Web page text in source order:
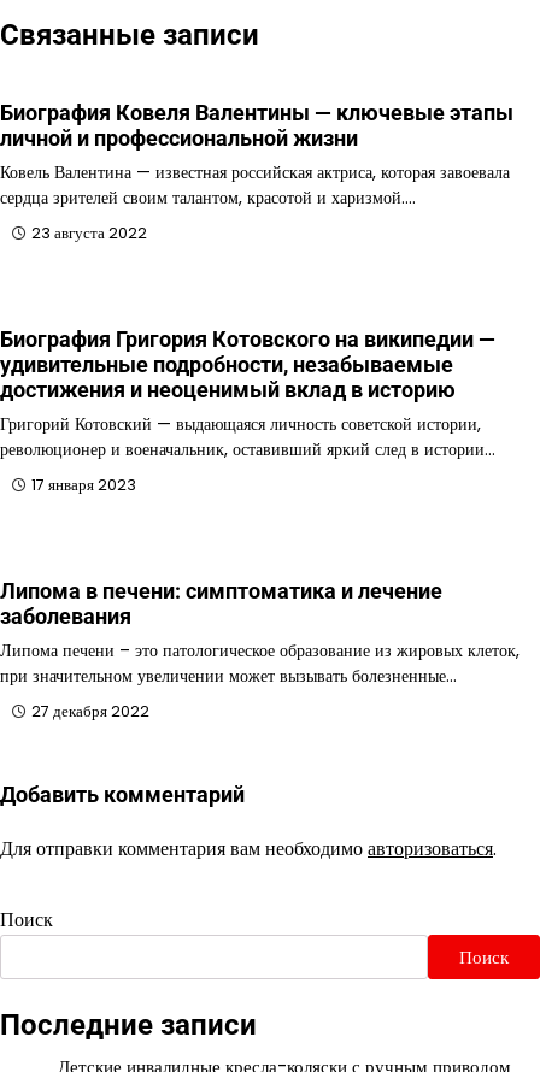
Связанные записи
Биография Ковеля Валентины — ключевые этапы
личной и профессиональной жизни
Ковель Валентина — известная российская актриса, которая завоевала
сердца зрителей своим талантом, красотой и харизмой.…
23 августа 2022
Биография Григория Котовского на википедии —
удивительные подробности, незабываемые
достижения и неоценимый вклад в историю
Григорий Котовский — выдающаяся личность советской истории,
революционер и военачальник, оставивший яркий след в истории…
17 января 2023
Липома в печени: симптоматика и лечение
заболевания
Липома печени – это патологическое образование из жировых клеток,
при значительном увеличении может вызывать болезненные…
27 декабря 2022
Добавить комментарий
Для отправки комментария вам необходимоавторизоваться.
Поиск
Поиск
Последние записи